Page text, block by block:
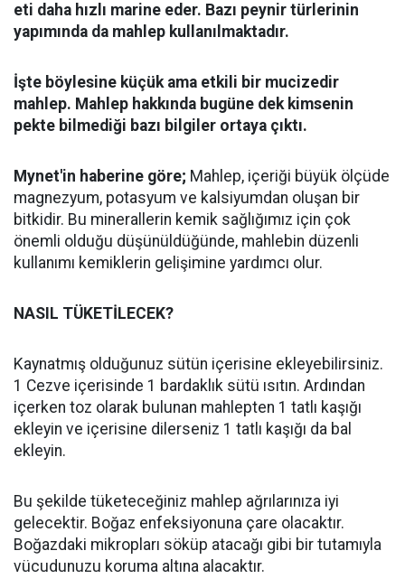
eti daha hızlı marine eder. Bazı peynir türlerinin
yapımında da mahlep kullanılmaktadır.
İşte böylesine küçük ama etkili bir mucizedir
mahlep. Mahlep hakkında bugüne dek kimsenin
pekte bilmediği bazı bilgiler ortaya çıktı.
Mynet'in haberine göre; Mahlep, içeriği büyük ölçüde
magnezyum, potasyum ve kalsiyumdan oluşan bir
bitkidir. Bu minerallerin kemik sağlığımız için çok
önemli olduğu düşünüldüğünde, mahlebin düzenli
kullanımı kemiklerin gelişimine yardımcı olur.
NASIL TÜKETİLECEK?
Kaynatmış olduğunuz sütün içerisine ekleyebilirsiniz.
1 Cezve içerisinde 1 bardaklık sütü ısıtın. Ardından
içerken toz olarak bulunan mahlepten 1 tatlı kaşığı
ekleyin ve içerisine dilerseniz 1 tatlı kaşığı da bal
ekleyin.
Bu şekilde tüketeceğiniz mahlep ağrılarınıza iyi
gelecektir. Boğaz enfeksiyonuna çare olacaktır.
Boğazdaki mikropları söküp atacağı gibi bir tutamıyla
vücudunuzu koruma altına alacaktır.